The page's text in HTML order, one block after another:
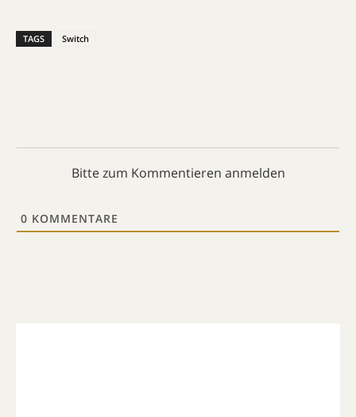
TAGS Switch
Bitte zum Kommentieren anmelden
0 KOMMENTARE